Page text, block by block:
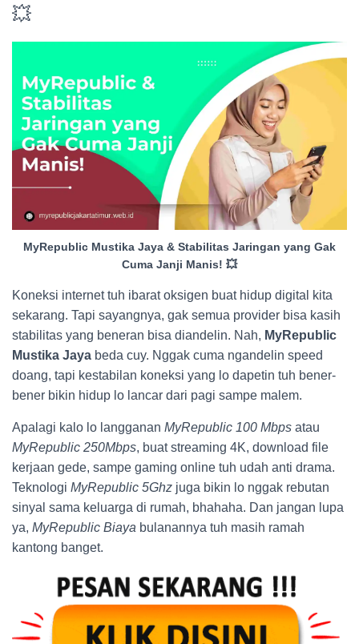
💥
MyRepublic Mustika Jaya & Stabilitas Jaringan yang Gak
Cuma Janji Manis! 💥
Koneksi internet tuh ibarat oksigen buat hidup digital kita
sekarang. Tapi sayangnya, gak semua provider bisa kasih
stabilitas yang beneran bisa diandelin. Nah, MyRepublic
Mustika Jaya beda cuy. Nggak cuma ngandelin speed
doang, tapi kestabilan koneksi yang lo dapetin tuh bener-
bener bikin hidup lo lancar dari pagi sampe malem.
Apalagi kalo lo langganan MyRepublic 100 Mbps atau
MyRepublic 250Mbps, buat streaming 4K, download file
kerjaan gede, sampe gaming online tuh udah anti drama.
Teknologi MyRepublic 5Ghz juga bikin lo nggak rebutan
sinyal sama keluarga di rumah, bhahaha. Dan jangan lupa
ya, MyRepublic Biaya bulanannya tuh masih ramah
kantong banget.